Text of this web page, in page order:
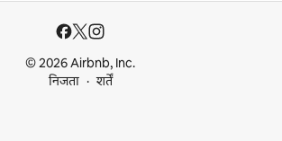
© 2026 Airbnb, Inc.
निजता
शर्तें